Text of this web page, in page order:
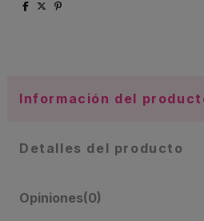
Información del
Detalles del producto
Opiniones(0)